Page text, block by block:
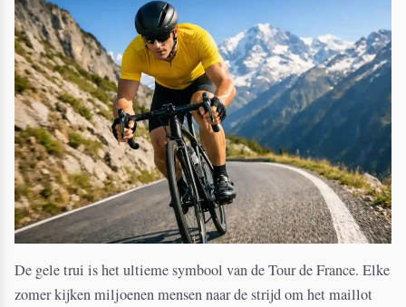
De gele trui is het ultieme symbool van de Tour de France. Elke
zomer kijken miljoenen mensen naar de strijd om het maillot